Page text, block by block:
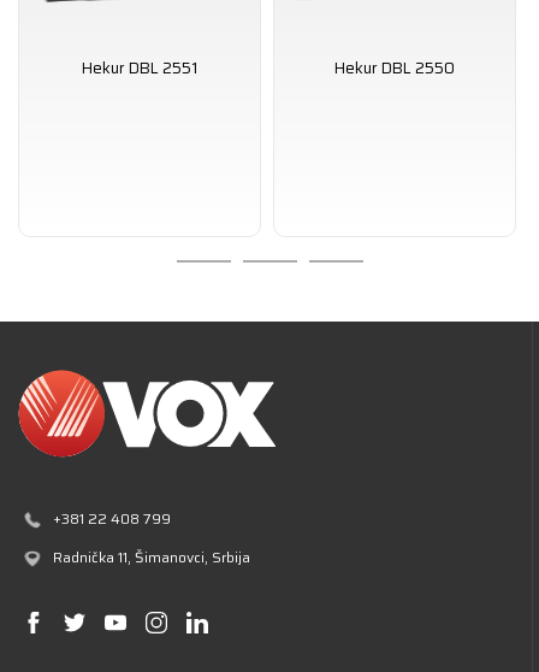
Hekur DBL 2551 Hekur DBL 2550
+381 22 408 799
Radnička 11, Šimanovci, Srbija